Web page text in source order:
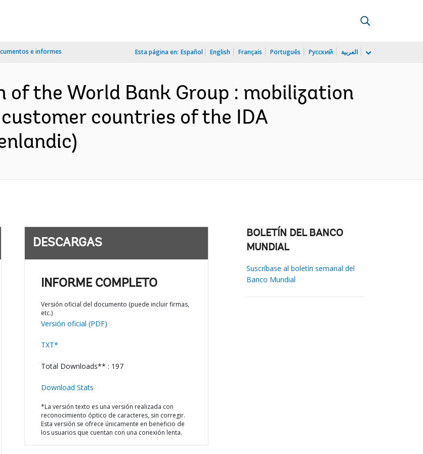
e informes Esta página en: Español English Français Português Русский العربية
of the World Bank Group : mobilization
countries of the IDA
DESCARGAS
INFORME COMPLETO
Versión oficial del documento (puede incluir firmas,
etc.)
Versión oficial (PDF)
TXT*
Total Downloads** : 197
Download Stats
*La versión texto es una versión realizada con
reconocimiento óptico de caracteres, sin corregir.
Esta versión se ofrece únicamente en beneficio de
los usuarios que cuentan con una conexión lenta.
BOLETÍN DEL BANCO
MUNDIAL
Suscríbase al boletín semanal del
Banco Mundial